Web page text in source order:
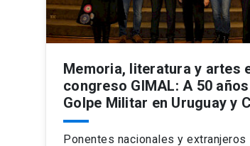
Memoria, literatura y artes
congreso GIMAL: A 50
Golpe Militar en Uruguay y
Ponentes nacionales y extranjeros